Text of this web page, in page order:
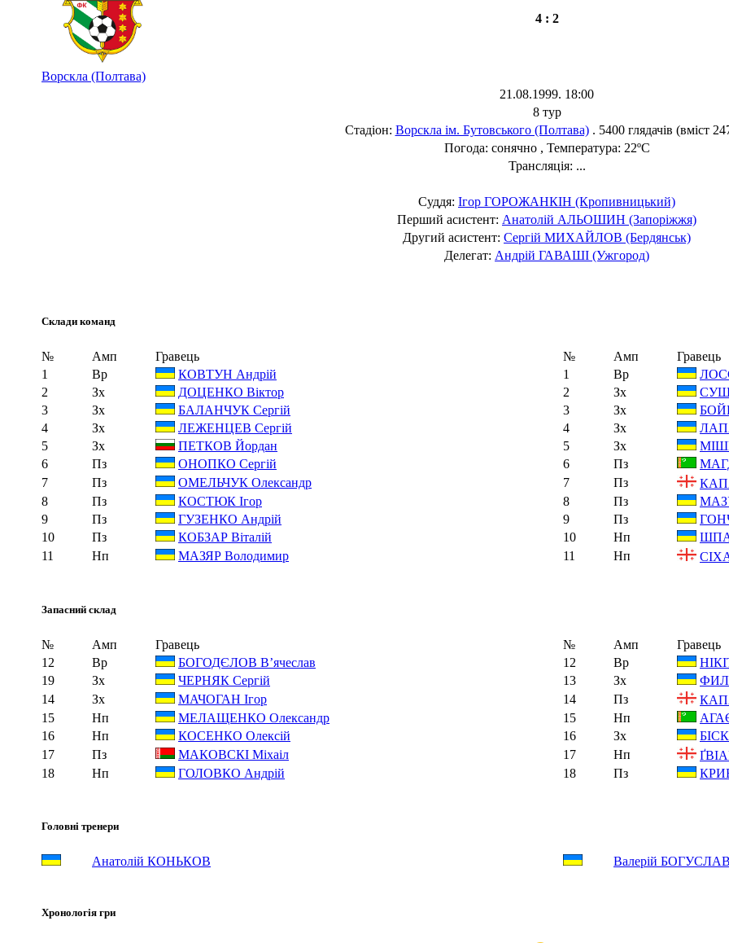
4 : 2
Ворскла (Полтава)
21.08.1999. 18:00
8 тур
Стадіон: Ворскла ім. Бутовського (Полтава). 5400 глядачів (вміст
Погода: сонячно , Температура: 22ºC
Трансляція: ...
Суддя: Ігор ГОРОЖАНКІН (Кропивницький)
Перший асистент: Анатолій АЛЬОШИН (Запоріжжя)
Другий асистент: Сергій МИХАЙЛОВ (Бердянськ)
Делегат: Андрій ГАВАШІ (Ужгород)
Склади команд
№ Амп Гравець № Амп
Гравець
1
Вр КОВТУН Андрій 1 Вр
2
Зх ДОЦЕНКО Віктор 2 Зх
3
Зх БАЛАНЧУК Сергій 3 Зх
4
Зх ЛЕЖЕНЦЕВ Сергій 4 Зх
5
Зх ПЕТКОВ Йордан 5 Зх
6
Пз ОНОПКО Сергій 6 Пз
7
Пз ОМЕЛЬЧУК Олександр 7 Пз
8
Пз КОСТЮК Ігор 8 Пз
9
Пз ГУЗЕНКО Андрій 9 Пз
10
Пз КОБЗАР Віталій 10 Нп
11
Нп МАЗЯР Володимир 11 Нп
Запасний склад
№ Амп Гравець № Амп
Гравець
12
Вр БОГОДЄЛОВ В’ячеслав 12 Вр
19
Зх ЧЕРНЯК Сергій 13 Зх
14
Зх МАЧОГАН Ігор 14 Пз
15
Нп МЕЛАЩЕНКО Олександр 15 Нп
16
Нп КОСЕНКО Олексій 16 Зх
17
Пз МАКОВСКІ Міхаіл 17 Нп
18
Нп ГОЛОВКО Андрій 18 Пз
Головні тренери
Анатолій КОНЬКОВ Валерій
Хронологія гри